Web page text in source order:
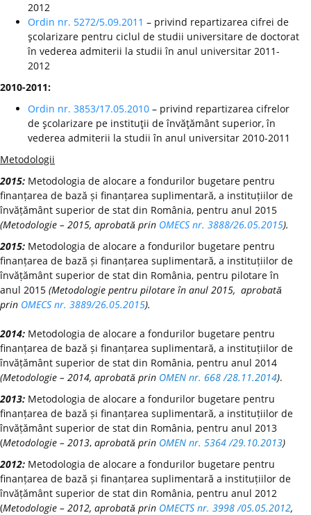
2012
Ordin nr. 5272/5.09.2011 – privind repartizarea cifrei de
şcolarizare pentru ciclul de studii universitare de doctorat
în vederea admiterii la studii în anul universitar 2011-
2012
2010-2011:
Ordin nr. 3853/17.05.2010 – privind repartizarea cifrelor
de şcolarizare pe instituţii de învăţământ superior, în
vederea admiterii la studii în anul universitar 2010-2011
Metodologii
2015: Metodologia de alocare a fondurilor bugetare pentru
finanțarea de bază și finanțarea suplimentară, a instituțiilor de
învățământ superior de stat din România, pentru anul 2015
(Metodologie – 2015, aprobată prin OMECS nr. 3888/26.05.2015).
2015: Metodologia de alocare a fondurilor bugetare pentru
finanțarea de bază și finanțarea suplimentară, a instituțiilor de
învățământ superior de stat din România, pentru pilotare în
anul 2015 (Metodologie pentru pilotare în anul 2015, aprobată
prin OMECS nr. 3889/26.05.2015).
2014: Metodologia de alocare a fondurilor bugetare pentru
finanțarea de bază și finanțarea suplimentară, a instituțiilor de
învățământ superior de stat din România, pentru anul 2014
(Metodologie – 2014, aprobată prin OMEN nr. 668 /28.11.2014).
2013: Metodologia de alocare a fondurilor bugetare pentru
finanțarea de bază și finanțarea suplimentară, a instituțiilor de
învățământ superior de stat din România, pentru anul 2013
(Metodologie – 2013, aprobată prin OMEN nr. 5364 /29.10.2013)
2012: Metodologia de alocare a fondurilor bugetare pentru
finanțarea de bază și finanțarea suplimentară a instituțiilor de
învățământ superior de stat din România, pentru anul 2012
(Metodologie – 2012, aprobată prin OMECTS nr. 3998 /05.05.2012,